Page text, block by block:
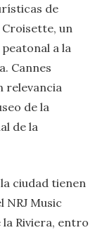
de
un
a la
Cannes
relevancia
de la
de la
ciudad tienen
Music
Riviera, entro